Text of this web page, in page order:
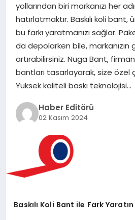
TEKNOLOJI
EĞITIM
MAGAZIN
YAŞAM
yollarından biri markanızı her
hatırlatmaktır. Baskılı koli
bu farkı yaratmanızı sağlar.
da depolarken bile, markanızın
artırabilirsiniz. Nuga Bant,
bantları tasarlayarak, size özel
Yüksek kaliteli baskı teknolojisi…
Haber Editörü
02 Kasım 2024
Baskılı Koli Bant ile Fark Yaratın